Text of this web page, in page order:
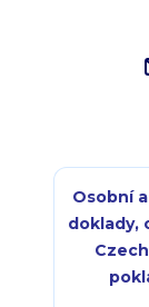
Osobní
doklady,